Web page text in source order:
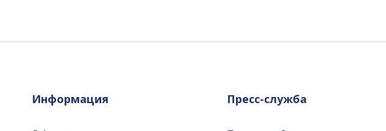
Информация Пресс-служба